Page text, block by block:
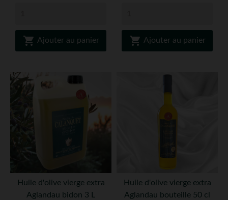
 Ajouter au panier  Ajouter au panier
Huile d'olive vierge extra
Aglandau bidon 3 L
Huile d'olive vierge extra
Aglandau bouteille 50 cl